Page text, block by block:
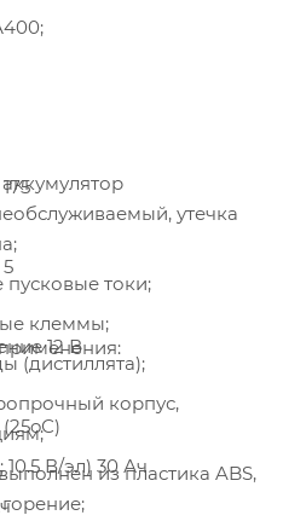
12 В
В/эл) 30 Ач
утечка
токи;
клеммы;
(дистиллята);
корпус,
из пластика ABS,